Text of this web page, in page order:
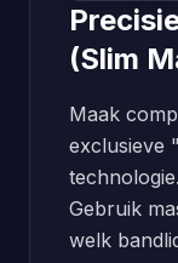
(Slim
Maak
exclusieve
Gebruik
welk